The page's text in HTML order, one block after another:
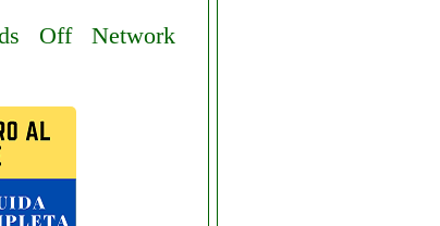
Off
Network